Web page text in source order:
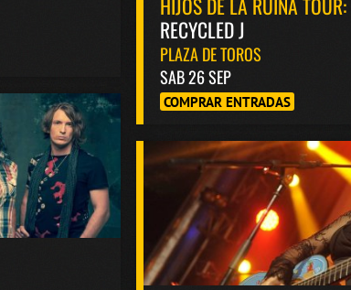
RECYCLED J
PLAZA DE TOROS
SAB 26 SEP
COMPRAR ENTRADAS